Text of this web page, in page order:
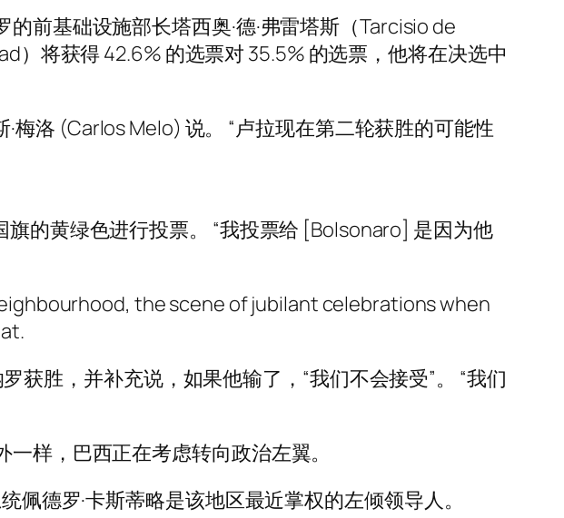
前基础设施部长塔西奥·德·弗雷塔斯（Tarcisio de
）将获得 42.6% 的选票对 35.5% 的选票，他将在决选中
梅洛 (Carlos Melo) 说。 “卢拉现在第二轮获胜的可能性
的黄绿色进行投票。 “我投票给 [Bolsonaro] 是因为他
the scene of jubilant celebrations when
获胜，并补充说，如果他输了，“我们不会接受”。 “我们
样，巴西正在考虑转向政治左翼。
德罗·卡斯蒂略是该地区最近掌权的左倾领导人。